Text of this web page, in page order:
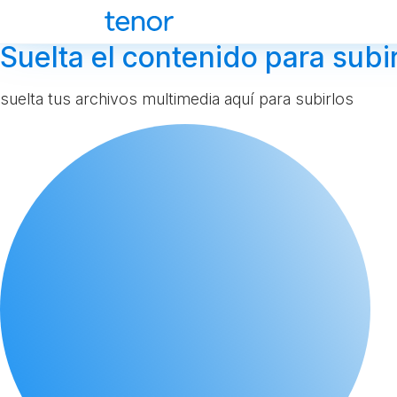
Suelta el contenido para
suelta tus archivos multimedia aquí para subirlos